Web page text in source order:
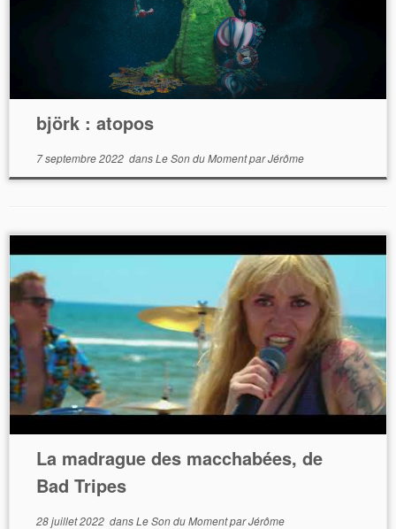
björk : atopos
7 septembre 2022dansLe Son du MomentparJérôme
La madrague des macchabées, de
Bad Tripes
28 juillet 2022dansLe Son du MomentparJérôme